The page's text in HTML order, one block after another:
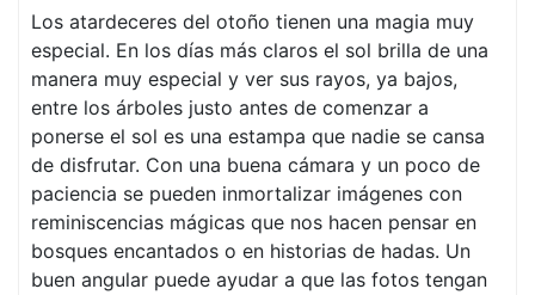
Los atardeceres del otoño tienen una magia muy
especial. En los días más claros el sol brilla de una
manera muy especial y ver sus rayos, ya bajos,
entre los árboles justo antes de comenzar a
ponerse el sol es una estampa que nadie se cansa
de disfrutar. Con una buena cámara y un poco de
paciencia se pueden inmortalizar imágenes con
reminiscencias mágicas que nos hacen pensar en
bosques encantados o en historias de hadas. Un
buen angular puede ayudar a que las fotos tengan